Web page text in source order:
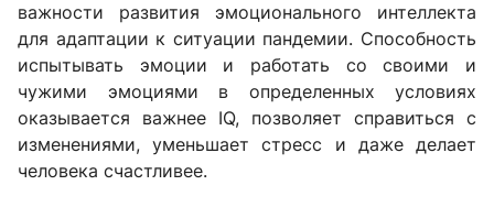
важности развития эмоционального интеллекта
для адаптации к ситуации пандемии. Способность
испытывать эмоции и работать со своими и
чужими эмоциями в определенных условиях
оказывается важнее IQ, позволяет справиться с
изменениями, уменьшает стресс и даже делает
человека счастливее.